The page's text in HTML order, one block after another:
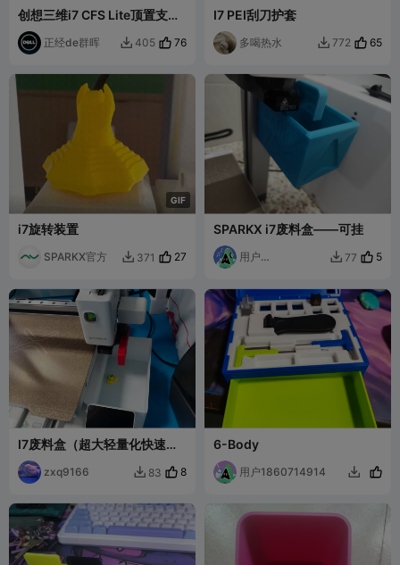
创想三维i7 CFS Lite顶置支架
（上置支架）多色盒子供料支
架
正经de群晖  405 76
I7 PEI刮刀护套
多喝热水  772 65
GIF
i7旋转装置
SPARKX官方  371 27
SPARKX i7废料盒——可挂
用户
 77 5
I7废料盒（超大轻量化快速打
印）
zxq9166  83 8
6-Body
用户1860714914 